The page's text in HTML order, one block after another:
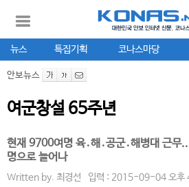
뉴스 특집기획 코나스마당
안보뉴스
여군창설 65주년
현재 9700여명 육․해․공군․해병대 근
명으로 늘어나
Written by. 최경선 입력 : 2015-09-04 오후